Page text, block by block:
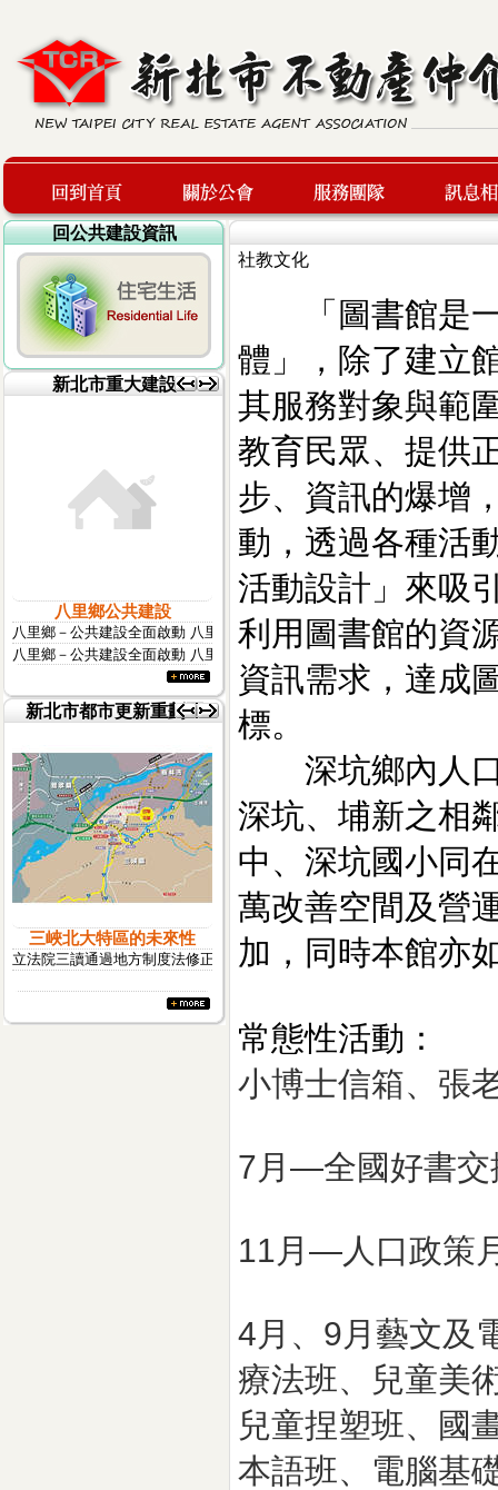
回到首頁
回公共建設資訊
新北市重大建設
八里鄉公共建設
八里鄉－公共建設全面啟動 八里房市後市看俏
八里鄉－公共建設全面啟動 八里房市後市看俏 大型�
更多...
新北市都市更新重劃區
三峽北大特區的未來性
立法院三讀通過地方制度法修正條文，台北縣升格成為準直轄市，地方建
社教文化
「圖書館是一
體」，除了建立
其服務對象與範
教育民眾、提供
步、資訊的爆增
動，透過各種活
活動設計」來吸
利用圖書館的資
資訊需求，達成
標。
深坑鄉內人口
深坑、埔新之相
中、深坑國小同
萬改善空間及營
加，同時本館亦
常態性活動：
小博士信箱、張
7月—全國好書交
11月—人口政策
4月、9月藝文及
療法班、兒童美
兒童捏塑班、國
本語班、電腦基